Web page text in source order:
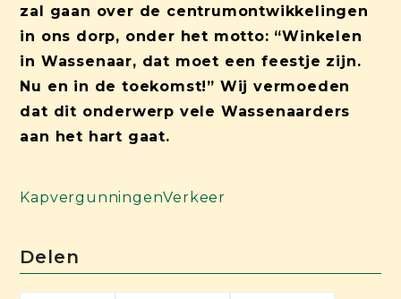
zal gaan over de centrumontwikkelingen
in ons dorp, onder het motto: “Winkelen
in Wassenaar, dat moet een feestje zijn.
Nu en in de toekomst!” Wij vermoeden
dat dit onderwerp vele Wassenaarders
aan het hart gaat.
KapvergunningenVerkeer
Delen